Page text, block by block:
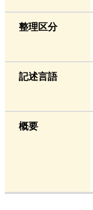
整理区分
記述言語
概要